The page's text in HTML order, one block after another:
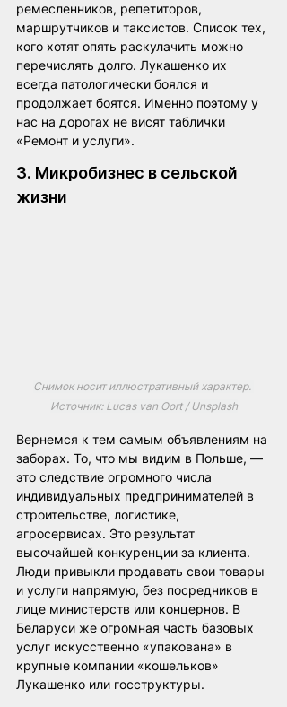
ремесленников, репетиторов,
маршрутчиков и таксистов. Список тех,
кого хотят опять раскулачить можно
перечислять долго. Лукашенко их
всегда патологически боялся и
продолжает боятся. Именно поэтому у
нас на дорогах не висят таблички
«Ремонт и услуги».
3. Микробизнес в сельской
жизни
Снимок носит иллюстративный характер.
Источник: Lucas van Oort / Unsplash
Вернемся к тем самым объявлениям на
заборах. То, что мы видим в Польше, —
это следствие огромного числа
индивидуальных предпринимателей в
строительстве, логистике,
агросервисах. Это результат
высочайшей конкуренции за клиента.
Люди привыкли продавать свои товары
и услуги напрямую, без посредников в
лице министерств или концернов. В
Беларуси же огромная часть базовых
услуг искусственно «упакована» в
крупные компании «кошельков»
Лукашенко или госструктуры.